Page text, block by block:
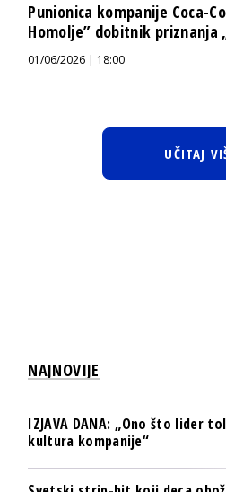
Punionica kompanije Coca-
Homolje” dobitnik priznanja
01/06/2026 | 18:00
UČITAJ
NAJNOVIJE
IZJAVA DANA: „Ono što lider
kultura kompanije“